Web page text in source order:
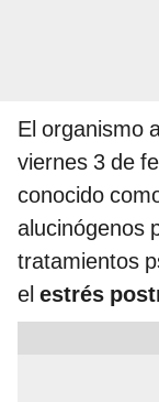
El organismo
viernes 3 de
conocido
alucinógenos
tratamientos
el estrés